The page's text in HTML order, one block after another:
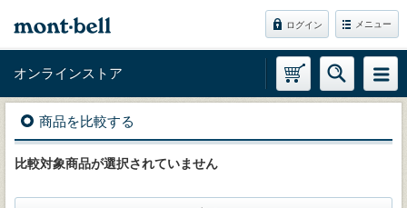
ログイン メニュー
オンラインストア
商品を比較する
比較対象商品が選択されていません